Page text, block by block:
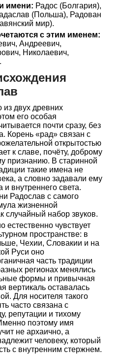
имени: Радос (Болгария),
(Польша), Радован
мир).
с этим именем:
Андреевич,
Николаевич,
двух древних
его особая
почти сразу, без
Корень «рад» связан с
открытостью
к славе, почёту, доброму
признанию. В старинной
такие имена не
а словно задавали ему
и внутреннего света.
Радослав с самого
жизненной
случайный набор звуков.
естественно чувствует
пространстве: в
Чехии, Словакии и на
Руси оно
часть традиции
регионах менялись
формы и привычная
вертикаль оставалась
Для носителя такого
часто связана с
репутации и тихому
поэтому имя
не архаично, а
человеку, который
с внутренним стержнем.